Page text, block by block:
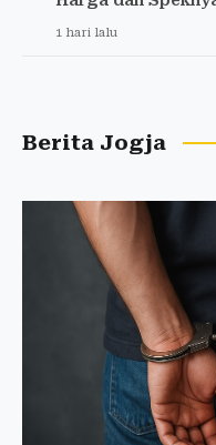
1 hari lalu
Berita Jogja